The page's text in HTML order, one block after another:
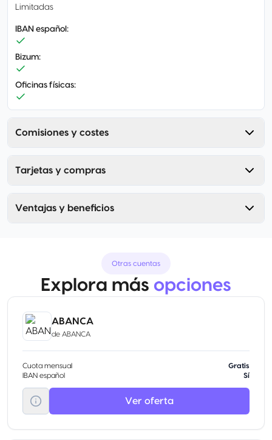
Limitadas
IBAN español :
Bizum:
Oficinas físicas:
Comisiones y costes
Tarjetas y compras
Ventajas y beneficios
Otras cuentas
Explora más opciones
ABANCA
de ABANCA
Cuota mensual
Gratis
IBAN español
Sí
Ver oferta